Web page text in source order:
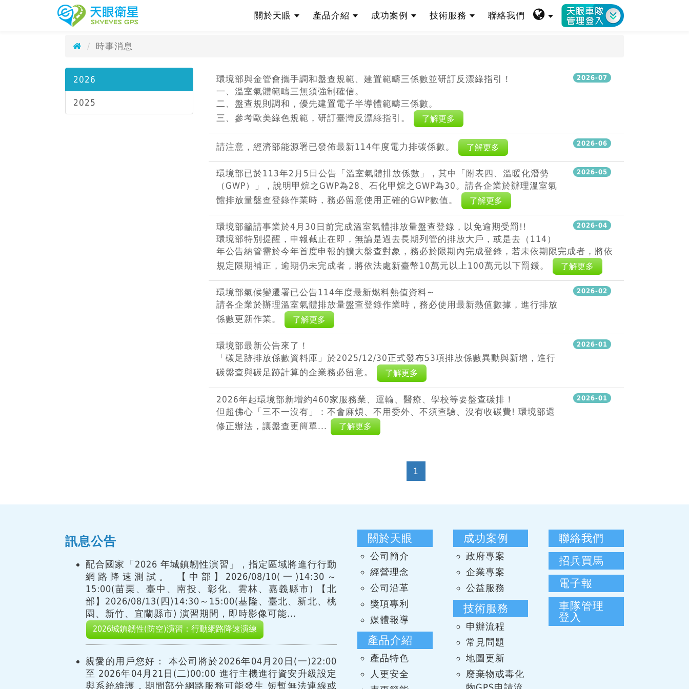
天眼衛星科技股份有限公司
關於天眼 產品介紹 成功案例 技術服務 聯絡我們
時事消息Current Events
時事消息
2026
2025
2026-07
環境部與金管會攜手調和盤查規範、建置範疇三係數並研訂反漂綠指引！
一、溫室氣體範疇三無須強制確信。
二、盤查規則調和，優先建置電子半導體範疇三係數。
三、參考歐美綠色規範，研訂臺灣反漂綠指引。
了解更多
2026-06
請注意，經濟部能源署已發佈最新114年度電力排碳係數。 了解更多
2026-05
環境部已於113年2月5日公告「溫室氣體排放係數」，其中「附表四、溫暖化潛勢
（GWP）」，說明甲烷之GWP為28、石化甲烷之GWP為30。請各企業於辦理溫室氣
體排放量盤查登錄作業時，務必留意使用正確的GWP數值。
了解更多
2026-04
環境部籲請事業於4月30日前完成溫室氣體排放量盤查登錄，以免逾期受罰!!
環境部特別提醒，申報截止在即，無論是過去長期列管的排放大戶，或是去（114）
年公告納管需於今年首度申報的擴大盤查對象，務必於限期內完成登錄，若未依期限完成者，將依
規定限期補正，逾期仍未完成者，將依法處新臺幣10萬元以上100萬元以下罰鍰。
了解更多
2026-02
環境部氣候變遷署已公告114年度最新燃料熱值資料~
請各企業於辦理溫室氣體排放量盤查登錄作業時，務必使用最新熱值數據，進行排放
係數更新作業。
了解更多
2026-01
環境部最新公告來了！
「碳足跡排放係數資料庫」於2025/12/30正式發布53項排放係數異動與新增，進行
碳盤查與碳足跡計算的企業務必留意。
了解更多
2026-01
2026年起環境部新增約460家服務業、運輸、醫療、學校等要盤查碳排！
但超佛心「三不一沒有」：不會麻煩、不用委外、不須查驗、沒有收碳費! 環境部還
修正辦法，讓盤查更簡單...
了解更多
1
訊息公告
配合國家「2026 年城鎮韌性演習」，指定區域將進行行動
網路降速測試。 【中部】2026/08/10(一)14:30～
15:00(苗栗、臺中、南投、彰化、雲林、嘉義縣市) 【北
部】2026/08/13(四)14:30～15:00(基隆、臺北、新北、桃
園、新竹、宜蘭縣市) 演習期間，即時影像可能...
2026城鎮韌性(防空)演習：行動網路降速演練
親愛的用戶您好： 本公司將於2026年04月20日(一)22:00
至 2026年04月21日(二)00:00 進行主機進行資安升級設定
與系統維護，期間部分網路服務可能發生 短暫無法連線或
關於天眼
公司簡介
經營理念
公司沿革
獎項專利
媒體報導
產品介紹
產品特色
人更安全
成功案例
政府專案
企業專案
公益服務
技術服務
申辦流程
常見問題
地圖更新
廢棄物或毒化
聯絡我們
招兵買馬
電子報
車隊管理
登入